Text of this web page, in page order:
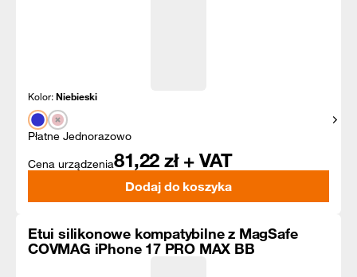
Kolor:Niebieski
Płatne Jednorazowo
Cena urządzenia81,22 zł + VAT
Dodaj do koszyka
Etui silikonowe kompatybilne z MagSafe
COVMAG iPhone 17 PRO MAX BB